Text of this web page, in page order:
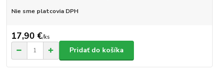
Nie sme platcovia DPH
17,90 €/ks
Pridať do košíka